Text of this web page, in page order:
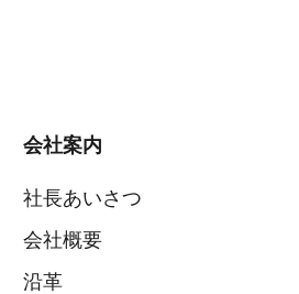
会社案内
社長あいさつ
会社概要
沿革